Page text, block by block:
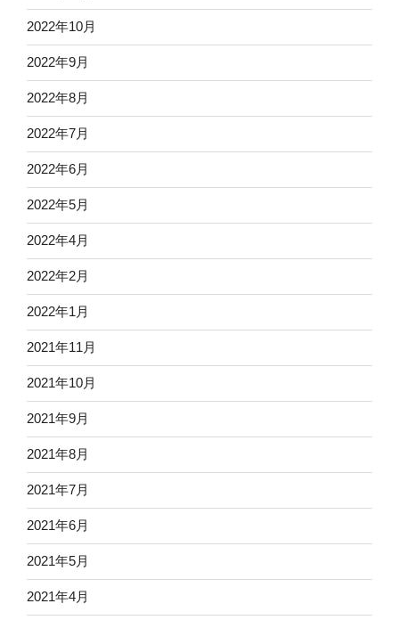
2022年10月
2022年9月
2022年8月
2022年7月
2022年6月
2022年5月
2022年4月
2022年2月
2022年1月
2021年11月
2021年10月
2021年9月
2021年8月
2021年7月
2021年6月
2021年5月
2021年4月